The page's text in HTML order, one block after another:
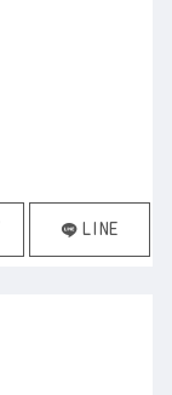
LINE